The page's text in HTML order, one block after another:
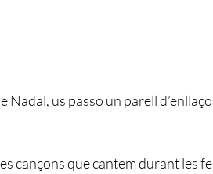
Nadal, us passo un parell
cançons que cantem durant les